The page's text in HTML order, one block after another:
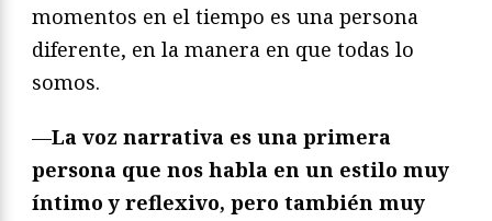
momentos en el tiempo es una persona
diferente, en la manera en que todas lo
somos.
—La voz narrativa es una primera
persona que nos habla en un estilo muy
íntimo y reflexivo, pero también muy